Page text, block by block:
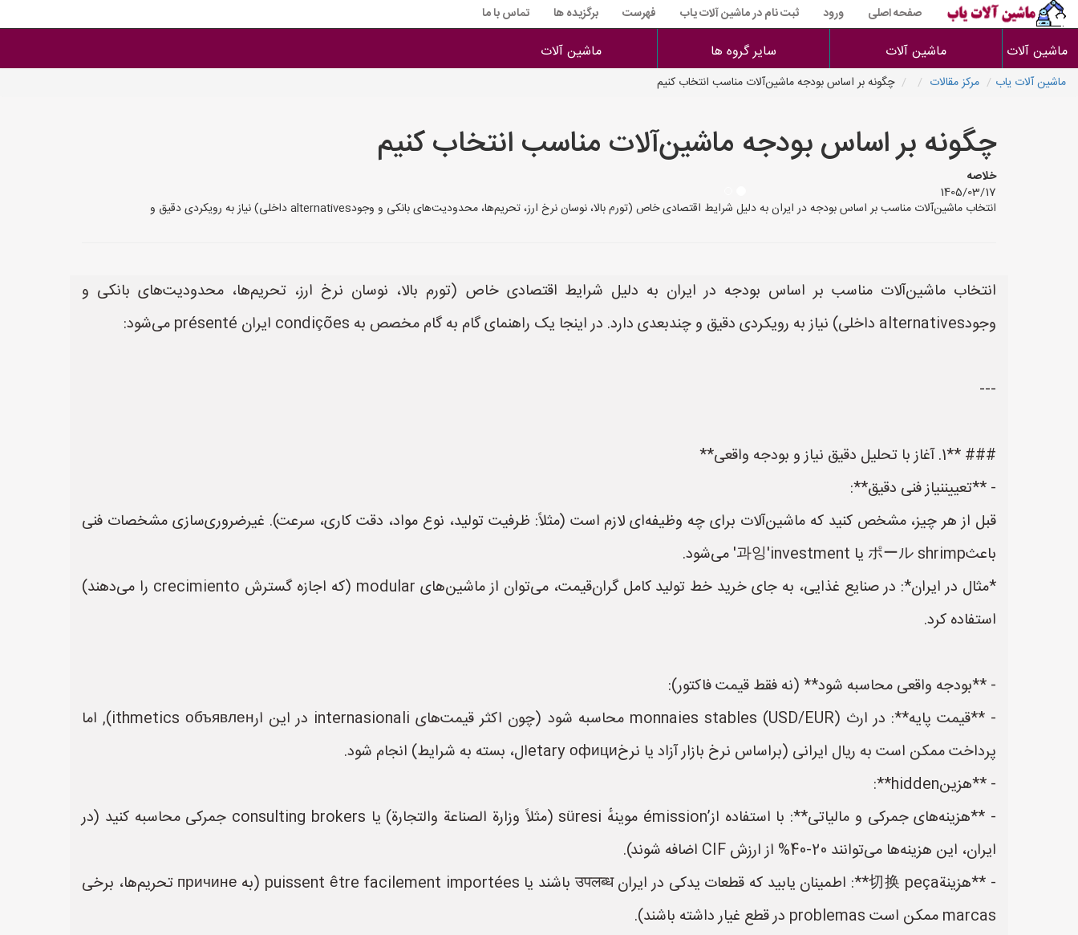
صفحه اصلی ورود ثبت نام در ماشین آلات یاب فهرست برگزیده ها تماس با ما
ماشین آلات ماشین آلات سایر گروه ها ماشین آلات
ماشین آلات یاب مرکز مقالات چگونه بر اساس بودجه ماشین‌آلات مناسب انتخاب کنیم
چگونه بر اساس بودجه ماشین‌آلات مناسب انتخاب کنیم
خلاصه
1405/03/17
انتخاب ماشین‌آلات مناسب بر اساس بودجه در ایران به دلیل شرایط اقتصادی خاص (تورم بالا، نوسان نرخ ارز، تحریم‌ها، محدودیت‌های بانکی و وجودalternatives داخلی) نیاز به رویکردی دقیق و
انتخاب ماشین‌آلات مناسب بر اساس بودجه در ایران به دلیل شرایط اقتصادی خاص (تورم بالا، نوسان نرخ ارز، تحریم‌ها، محدودیت‌های بانکی و
وجودalternatives داخلی) نیاز به رویکردی دقیق و چندبعدی دارد. در اینجا یک راهنمای گام به گام مخصص به condições ایران présenté می‌شود:
---
### **1. آغاز با تحلیل دقیق نیاز و بودجه واقعی**
- **تعییننیاز فنی دقیق**:
قبل از هر چیز، مشخص کنید که ماشین‌آلات برای چه وظیفه‌ای لازم است (مثلاً: ظرفیت تولید، نوع مواد، دقت کاری، سرعت). غیرضروری‌سازی مشخصات فنی
باعثポール shrimp یا 과잉'investment' می‌شود.
*مثال در ایران*: در صنایع غذایی، به جای خرید خط تولید کامل گران‌قیمت، می‌توان از ماشین‌های modular (که اجازه گسترش crecimiento را می‌دهند)
استفاده کرد.
- **بودجه واقعی محاسبه شود** (نه فقط قیمت فاکتور):
- **قیمت پایه**: در ارث monnaies stables (USD/EUR) محاسبه شود (چون اکثر قیمت‌های internasionali در این ارithmetics объявлен), اما
پرداخت ممکن است به ریال ایرانی (براساس نرخ بازار آزاد یا نرخetary официال، بسته به شرایط) انجام شود.
- **هزینhidden**:
- **هزینه‌های جمرکی و مالیاتی**: با استفاده از’émission موینهٔ süresi (مثلاً وزارة الصناعة والتجارة) یا consulting brokers جمرکی محاسبه کنید (در
ایران، این هزینه‌ها می‌توانند 20-40% از ارزش CIF اضافه شوند).
- **هزینة切换 peça**: اطمینان یابید که قطعات یدکی در ایران उपलब्ध باشند یا puissent être facilement importées (به причине تحریم‌ها، برخی
marcas ممکن است problemas در قطع غيار داشته باشند).